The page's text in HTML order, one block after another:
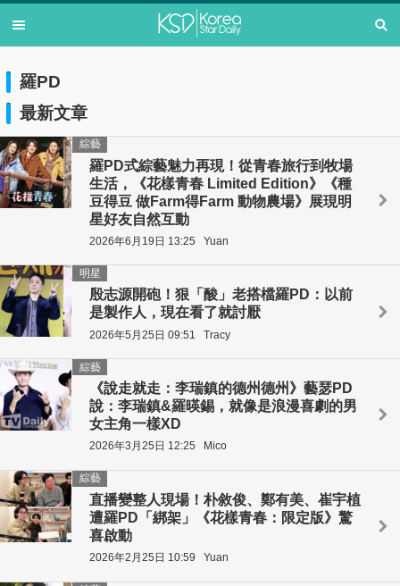
羅PD
最新文章
羅PD式綜藝魅力再現！從青春旅行到牧場
生活，《花樣青春 Limited Edition》《種
豆得豆 做Farm得Farm 動物農場》展現明
星好友自然互動
綜藝
2026年6月19日 13:25 Yuan
殷志源開砲！狠「酸」老搭檔羅PD：以前
是製作人，現在看了就討厭
明星
2026年5月25日 09:51 Tracy
《說走就走：李瑞鎮的德州德州》藝瑟PD
說：李瑞鎮&羅暎錫，就像是浪漫喜劇的男
女主角一樣XD
綜藝
2026年3月25日 12:25 Mico
直播變整人現場！朴敘俊、鄭有美、崔宇植
遭羅PD「綁架」《花樣青春：限定版》驚
喜啟動
綜藝
2026年2月25日 10:59 Yuan